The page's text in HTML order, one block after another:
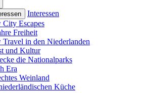
Interessen
City Escapes
Freiheit
Travel in den Niederlanden
und Kultur
die Nationalparks
Era
Weinland
Küche